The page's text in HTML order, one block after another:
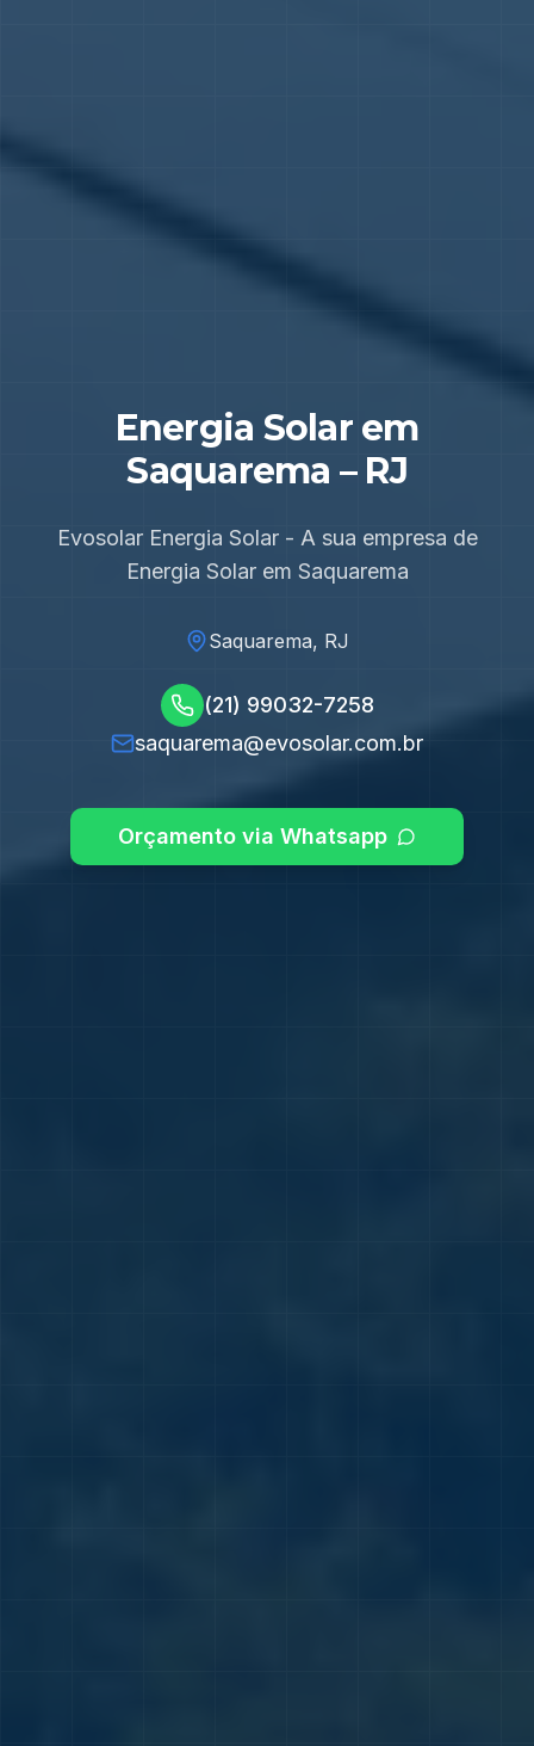
Energia Solar em
Saquarema – RJ
Evosolar Energia Solar - A sua empresa de
Energia Solar em Saquarema
Saquarema, RJ
(21) 99032-7258
saquarema@evosolar.com.br
Orçamento via Whatsapp